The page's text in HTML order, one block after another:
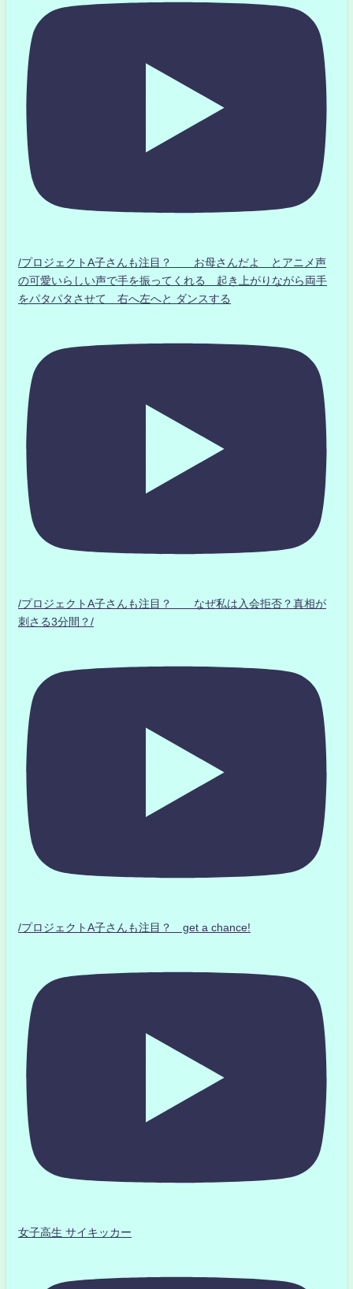
/プロジェクトA子さんも注目？ お母さんだよ とアニメ声
の可愛いらしい声で手を振ってくれる 起き上がりながら両手
をパタパタさせて 右へ左へと ダンスする
/プロジェクトA子さんも注目？ なぜ私は入会拒否？真相が
刺さる3分間？/
/プロジェクトA子さんも注目？ get a chance!
女子高生 サイキッカー